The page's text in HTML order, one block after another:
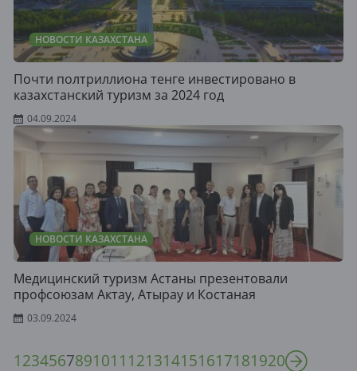
НОВОСТИ КАЗАХСТАНА
Почти полтриллиона тенге инвестировано в
казахстанский туризм за 2024 год
04.09.2024
НОВОСТИ КАЗАХСТАНА
Медицинский туризм Астаны презентовали
профсоюзам Актау, Атырау и Костаная
03.09.2024
1234567891011 121314151617181920